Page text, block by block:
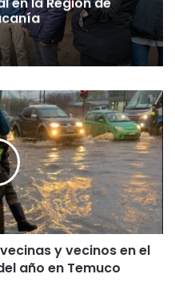
y vecinos en el
año en Temuco